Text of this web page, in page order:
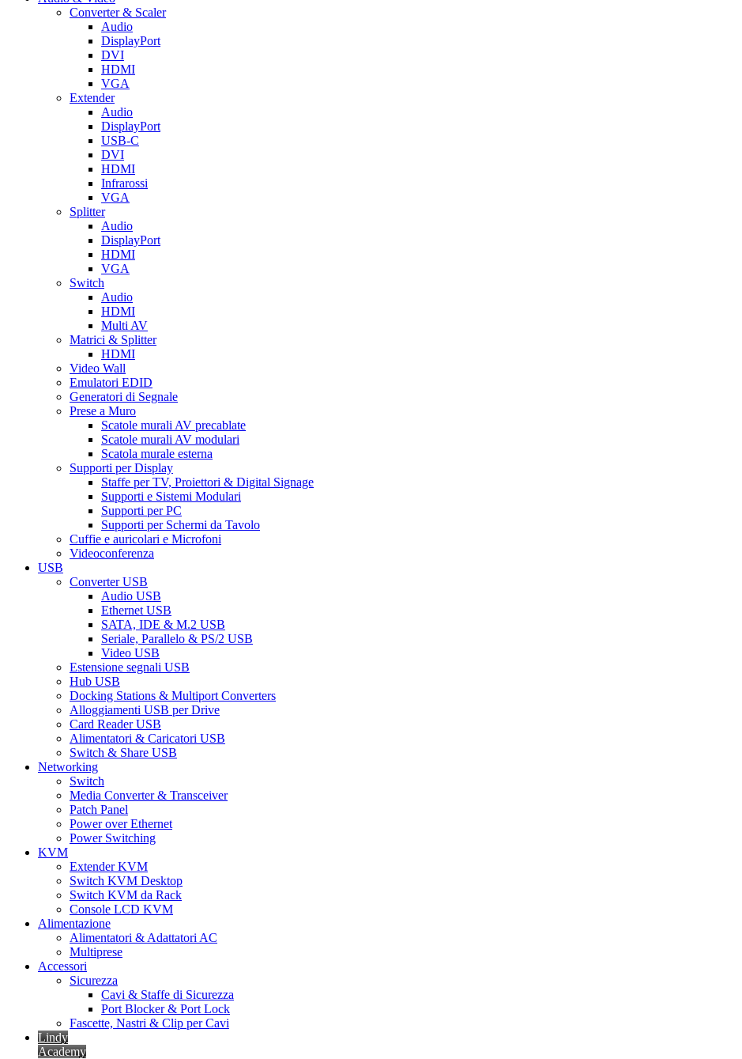
Converter & Scaler
Audio
DisplayPort
DVI
HDMI
VGA
Extender
Audio
DisplayPort
USB-C
DVI
HDMI
Infrarossi
VGA
Splitter
Audio
DisplayPort
HDMI
VGA
Switch
Audio
HDMI
Multi AV
Matrici & Splitter
HDMI
Video Wall
Emulatori EDID
Generatori di Segnale
Prese a Muro
Scatole murali AV precablate
Scatole murali AV modulari
Scatola murale esterna
Supporti per Display
Staffe per TV, Proiettori & Digital Signage
Supporti e Sistemi Modulari
Supporti per PC
Supporti per Schermi da Tavolo
Cuffie e auricolari e Microfoni
Videoconferenza
USB
Converter USB
Audio USB
Ethernet USB
SATA, IDE & M.2 USB
Seriale, Parallelo & PS/2 USB
Video USB
Estensione segnali USB
Hub USB
Docking Stations & Multiport Converters
Alloggiamenti USB per Drive
Card Reader USB
Alimentatori & Caricatori USB
Switch & Share USB
Networking
Switch
Media Converter & Transceiver
Patch Panel
Power over Ethernet
Power Switching
KVM
Extender KVM
Switch KVM Desktop
Switch KVM da Rack
Console LCD KVM
Alimentazione
Alimentatori & Adattatori AC
Multiprese
Accessori
Sicurezza
Cavi & Staffe di Sicurezza
Port Blocker & Port Lock
Fascette, Nastri & Clip per Cavi
Lindy
Academy